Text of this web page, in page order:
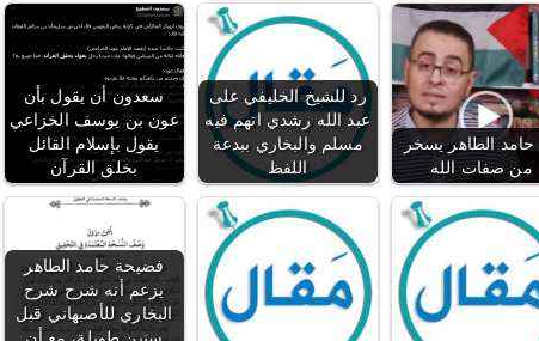
سعدون أن يقول بأن
عون بن يوسف الخزاعي
يقول بإسلام القائل
بخلق القرآن
رد للشيخ الخليفي على
عبد الله رشدي اتهم فيه
مسلم والبخاري ببدعة
اللفظ
حامد الطاهر يسخر
من صفات الله
فضيحة حامد الطاهر
يزعم أنه شرح شرح
البخاري للأصبهاني قبل